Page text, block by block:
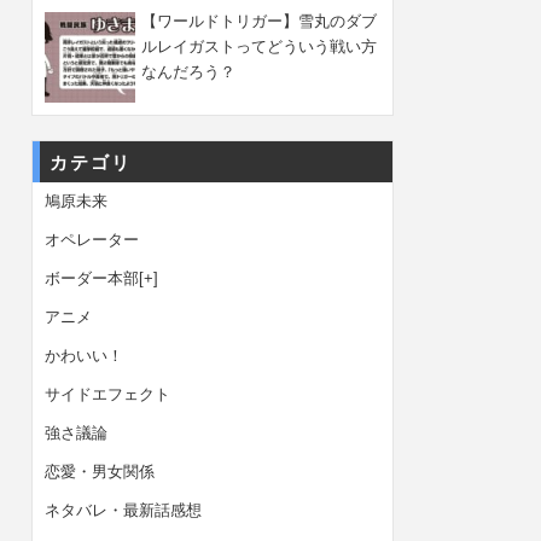
【ワールドトリガー】雪丸のダブ
ルレイガストってどういう戦い方
なんだろう？
カテゴリ
鳩原未来
オペレーター
ボーダー本部[+]
アニメ
かわいい！
サイドエフェクト
強さ議論
恋愛・男女関係
ネタバレ・最新話感想